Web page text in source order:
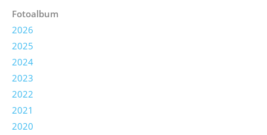
Fotoalbum
2026
2025
2024
2023
2022
2021
2020